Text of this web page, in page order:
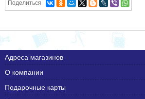
Поделиться
Адреса магазинов
О компании
Подарочные карты